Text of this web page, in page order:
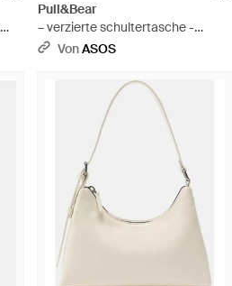
Pull&Bear
– verzierte schultertasche -
Schwarz
VonASOS